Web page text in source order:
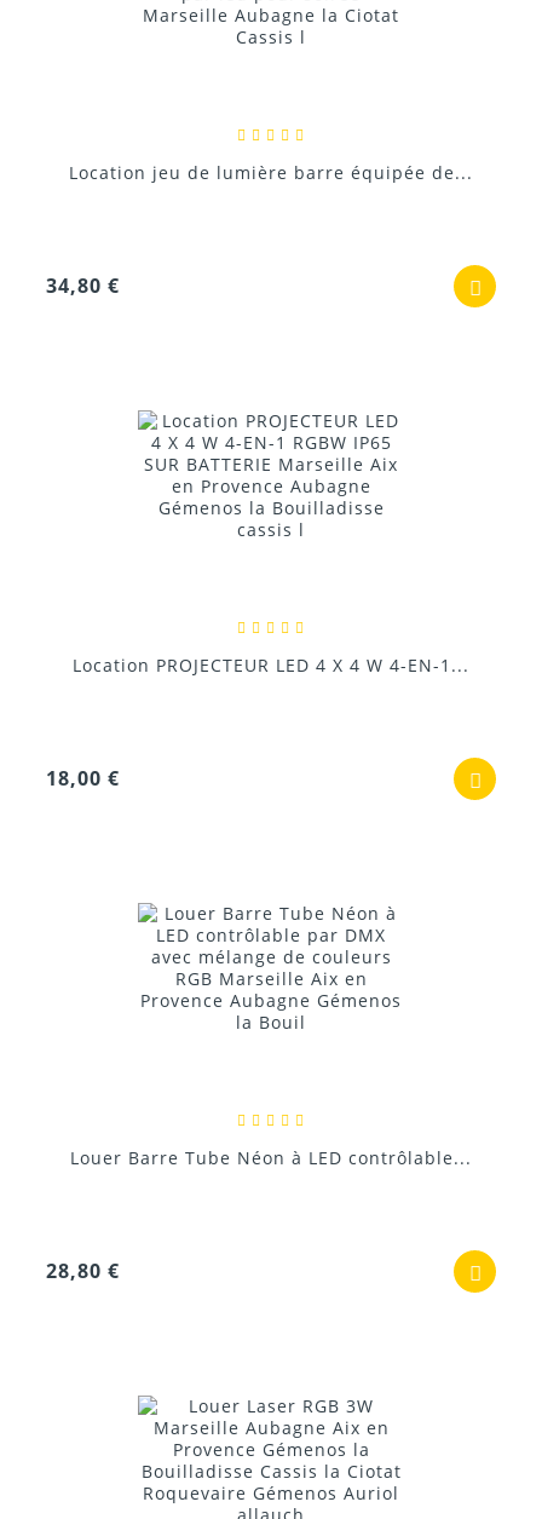
Location jeu de lumière barre équipée de...
34,80 €
Location PROJECTEUR LED 4 X 4 W 4-EN-1...
18,00 €
Louer Barre Tube Néon à LED contrôlable...
28,80 €